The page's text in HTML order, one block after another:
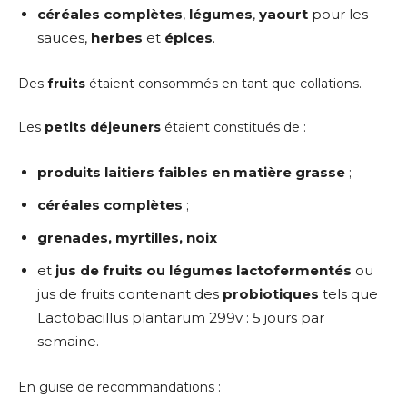
céréales complètes, légumes, yaourt pour les
sauces, herbes et épices.
Des fruits étaient consommés en tant que collations.
Les petits déjeuners étaient constitués de :
produits laitiers faibles en matière grasse ;
céréales complètes ;
grenades, myrtilles, noix
et jus de fruits ou légumes lactofermentés ou
jus de fruits contenant des probiotiques tels que
Lactobacillus plantarum 299v : 5 jours par
semaine.
En guise de recommandations :